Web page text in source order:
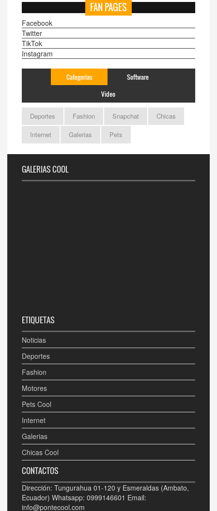
FAN PAGES
Facebook
Twitter
TikTok
Instagram
Categorias
Software
Video
Deportes Fashion Snapchat
Chicas
Internet
Galerias Pets
GALERIAS COOL
ETIQUETAS
Noticias
Deportes
Fashion
Motores
Pets Cool
Internet
Galerias
Chicas Cool
CONTACTOS
Dirección: Tungurahua 01-120 y Esmeraldas (Ambato,
Ecuador) Whatsapp: 0999146601 Email:
info@pontecool.com